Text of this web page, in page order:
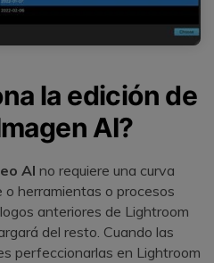
la edición de
AI?
AI no requiere una curva
herramientas o procesos
anteriores de Lightroom
del resto.󠀲󠀡󠀠󠀦󠀣󠀩󠀣󠀡󠀤󠀳󠀰 Cuando las
perfeccionarlas en Lightroom